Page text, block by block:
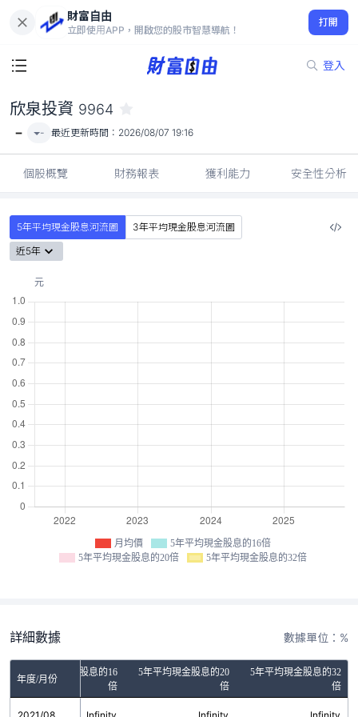
財富自由
立即使用APP，開啟您的股市智慧導航！
打開
登入
-
欣泉投資 9964
- - 最近更新時間： 2026/08/07 19:16
個股概覽 財務報表 獲利能力 安全性分析
5年平均現金股息河流圖
3年平均現金股息河流圖
近5年
月均價
5年平均現金股息的16倍
5年平均現金股息的20倍
5年平均現金股息的32倍
詳細數據 數據單位：%
年度/月份
5年平均現金股息的16
倍
5年平均現金股息的20
倍
5年平均現金股息的32
倍